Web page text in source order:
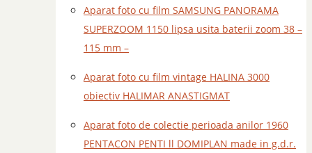
Aparat foto cu film SAMSUNG PANORAMA
SUPERZOOM 1150 lipsa usita baterii zoom 38 –
115 mm –
Aparat foto cu film vintage HALINA 3000
obiectiv HALIMAR ANASTIGMAT
Aparat foto de colectie perioada anilor 1960
PENTACON PENTI ll DOMIPLAN made in g.d.r.